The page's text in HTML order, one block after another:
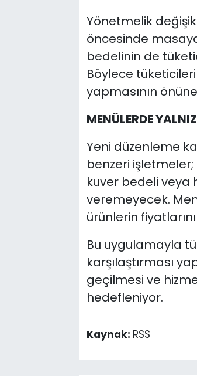
Yönetmelik
öncesinde
bedelinin de
Böylece
yapmasının
MENÜLERDE
Yeni düzenleme
benzeri
kuver bedeli veya
veremeyecek.
ürünlerin
Bu uygulamayla
karşılaştırması
geçilmesi ve
hedefleniyor.
Kaynak: RSS